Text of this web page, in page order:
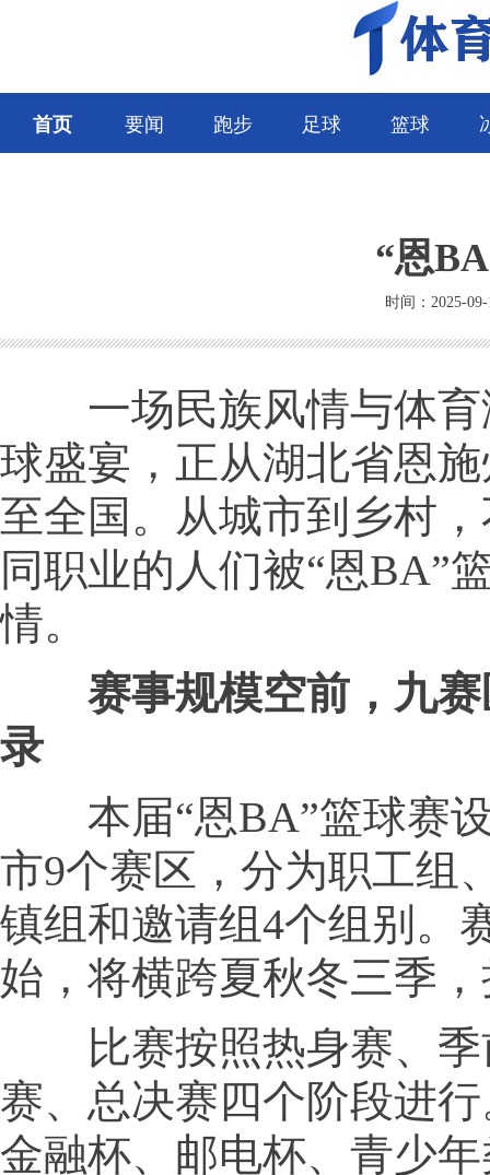
首页 要闻 跑步 足球 篮球
“恩
时间：2025-09-
一场民族风情与体育
球盛宴，正从湖北省恩
至全国。从城市到乡村
同职业的人们被“恩BA”
情。
赛事规模空前，九
录
本届“恩BA”篮球赛设
市9个赛区，分为职工组
镇组和邀请组4个组别。
始，将横跨夏秋冬三季
比赛按照热身赛、季
赛、总决赛四个阶段进
金融杯、邮电杯、青少